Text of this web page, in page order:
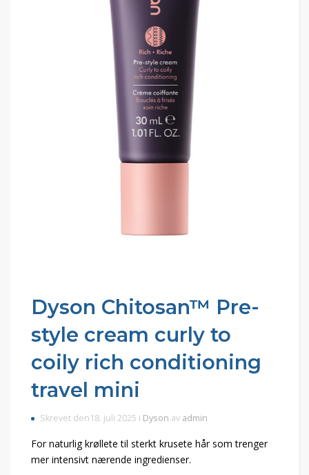
Dyson Chitosan™ Pre-
style cream curly to
coily rich conditioning
travel mini
Skrevet den18. juli 2025 i Dyson av admin
For naturlig krøllete til sterkt krusete hår som trenger
mer intensivt nærende ingredienser.